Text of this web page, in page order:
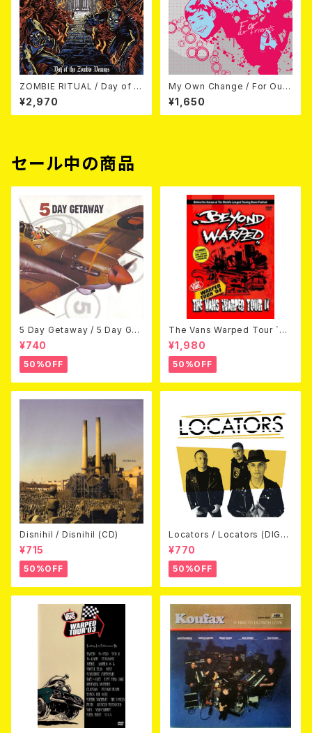
ZOMBIE RITUAL / Day of th
e Zombie Demons
¥2,970
My Own Change / For Our
Friends CD
¥1,650
セール中の商品
5 Day Getaway / 5 Day Get
away (CDEP)
¥740
50%OFF
The Vans Warped Tour `04
Beyond Warped (国内盤DV
D)
¥1,980
50%OFF
Disnihil / Disnihil (CD)
¥715
50%OFF
Locators / Locators (DIGPA
CK CD)
¥770
50%OFF